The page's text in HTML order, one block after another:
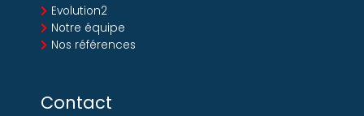
Evolution2
Notre équipe
Nos références
Contact